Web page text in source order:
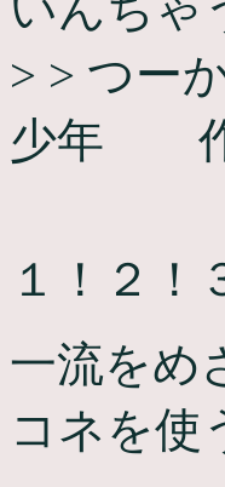
> > つー
少年 作
１！２！
一流をめ
コネを使